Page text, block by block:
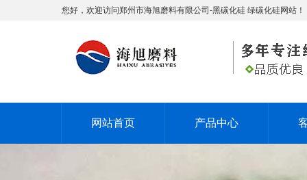
您好，欢迎访问郑州市海旭磨料有限公司-黑碳化硅 绿碳化硅网站！
网站首页 产品中心